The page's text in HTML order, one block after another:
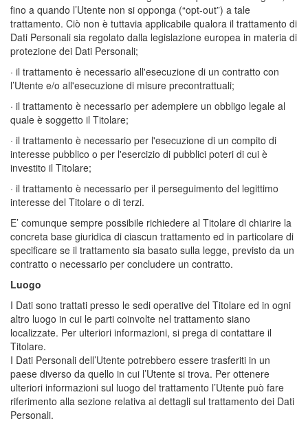
fino a quando l’Utente non si opponga (“opt-out”) a tale
trattamento. Ciò non è tuttavia applicabile qualora il trattamento di
Dati Personali sia regolato dalla legislazione europea in materia di
protezione dei Dati Personali;
· il trattamento è necessario all'esecuzione di un contratto con
l’Utente e/o all'esecuzione di misure precontrattuali;
· il trattamento è necessario per adempiere un obbligo legale al
quale è soggetto il Titolare;
· il trattamento è necessario per l'esecuzione di un compito di
interesse pubblico o per l'esercizio di pubblici poteri di cui è
investito il Titolare;
· il trattamento è necessario per il perseguimento del legittimo
interesse del Titolare o di terzi.
E’ comunque sempre possibile richiedere al Titolare di chiarire la
concreta base giuridica di ciascun trattamento ed in particolare di
specificare se il trattamento sia basato sulla legge, previsto da un
contratto o necessario per concludere un contratto.
Luogo
I Dati sono trattati presso le sedi operative del Titolare ed in ogni
altro luogo in cui le parti coinvolte nel trattamento siano
localizzate. Per ulteriori informazioni, si prega di contattare il
Titolare.
I Dati Personali dell’Utente potrebbero essere trasferiti in un
paese diverso da quello in cui l’Utente si trova. Per ottenere
ulteriori informazioni sul luogo del trattamento l’Utente può fare
riferimento alla sezione relativa ai dettagli sul trattamento dei Dati
Personali.